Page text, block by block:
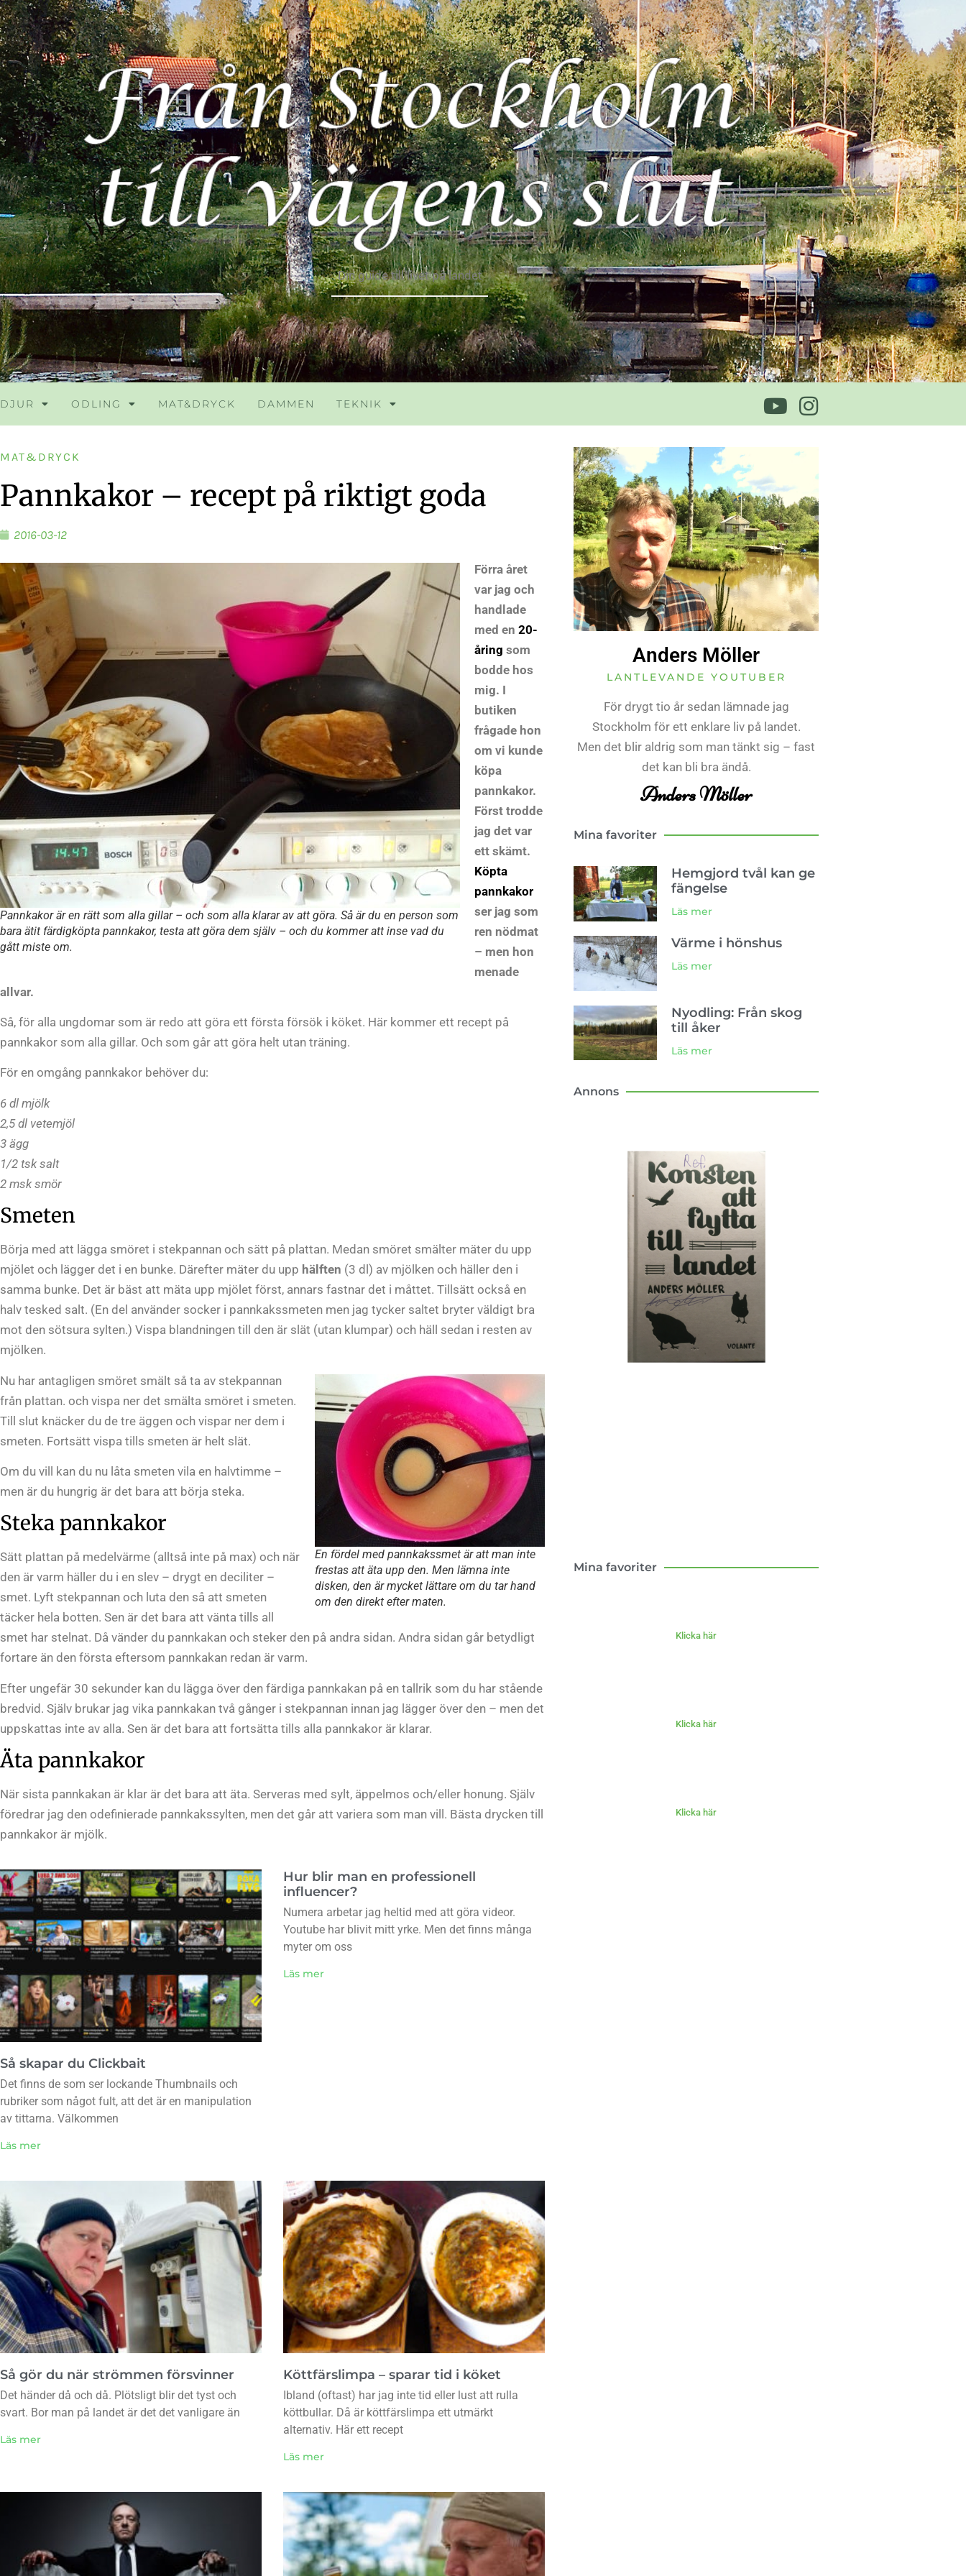
Din guide till livet på landet
DJUR ODLING MAT&DRYCK DAMMEN TEKNIK
MAT&DRYCK
Pannkakor – recept på riktigt goda
2016-03-12
Pannkakor är en rätt som alla gillar – och som alla klarar av att göra. Så är du en person som
bara ätit färdigköpta pannkakor, testa att göra dem själv – och du kommer att inse vad du
gått miste om.
Förra året
var jag och
handlade
med en 20-
åring som
bodde hos
mig. I
butiken
frågade hon
om vi kunde
köpa
pannkakor.
Först trodde
jag det var
ett skämt.
Köpta
pannkakor
ser jag som
ren nödmat
– men hon
menade
allvar.
Så, för alla ungdomar som är redo att göra ett första försök i köket. Här kommer ett recept på
pannkakor som alla gillar. Och som går att göra helt utan träning.
För en omgång pannkakor behöver du:
6 dl mjölk
2,5 dl vetemjöl
3 ägg
1/2 tsk salt
2 msk smör
Smeten
Börja med att lägga smöret i stekpannan och sätt på plattan. Medan smöret smälter mäter du upp
mjölet och lägger det i en bunke. Därefter mäter du upp hälften (3 dl) av mjölken och häller den i
samma bunke. Det är bäst att mäta upp mjölet först, annars fastnar det i måttet. Tillsätt också en
halv tesked salt. (En del använder socker i pannkakssmeten men jag tycker saltet bryter väldigt bra
mot den sötsura sylten.) Vispa blandningen till den är slät (utan klumpar) och häll sedan i resten av
mjölken.
En fördel med pannkakssmet är att man inte
frestas att äta upp den. Men lämna inte
disken, den är mycket lättare om du tar hand
om den direkt efter maten.
Nu har antagligen smöret smält så ta av stekpannan
från plattan. och vispa ner det smälta smöret i smeten.
Till slut knäcker du de tre äggen och vispar ner dem i
smeten. Fortsätt vispa tills smeten är helt slät.
Om du vill kan du nu låta smeten vila en halvtimme –
men är du hungrig är det bara att börja steka.
Steka pannkakor
Sätt plattan på medelvärme (alltså inte på max) och när
den är varm häller du i en slev – drygt en deciliter –
smet. Lyft stekpannan och luta den så att smeten
täcker hela botten. Sen är det bara att vänta tills all
smet har stelnat. Då vänder du pannkakan och steker den på andra sidan. Andra sidan går betydligt
fortare än den första eftersom pannkakan redan är varm.
Efter ungefär 30 sekunder kan du lägga över den färdiga pannkakan på en tallrik som du har stående
bredvid. Själv brukar jag vika pannkakan två gånger i stekpannan innan jag lägger över den – men det
uppskattas inte av alla. Sen är det bara att fortsätta tills alla pannkakor är klarar.
Äta pannkakor
När sista pannkakan är klar är det bara att äta. Serveras med sylt, äppelmos och/eller honung. Själv
föredrar jag den odefinierade pannkakssylten, men det går att variera som man vill. Bästa drycken till
pannkakor är mjölk.
Så skapar du Clickbait
Det finns de som ser lockande Thumbnails och
rubriker som något fult, att det är en manipulation
av tittarna. Välkommen
Läs mer
Hur blir man en professionell
influencer?
Numera arbetar jag heltid med att göra videor.
Youtube har blivit mitt yrke. Men det finns många
myter om oss
Läs mer
Så gör du när strömmen försvinner
Det händer då och då. Plötsligt blir det tyst och
svart. Bor man på landet är det det vanligare än
Läs mer
Köttfärslimpa – sparar tid i köket
Ibland (oftast) har jag inte tid eller lust att rulla
köttbullar. Då är köttfärslimpa ett utmärkt
alternativ. Här ett recept
Läs mer
Anders Möller
LANTLEVANDE YOUTUBER
För drygt tio år sedan lämnade jag
Stockholm för ett enklare liv på landet.
Men det blir aldrig som man tänkt sig – fast
det kan bli bra ändå.
Anders Möller
Mina favoriter
Hemgjord tvål kan ge
fängelse
Läs mer
Värme i hönshus
Läs mer
Nyodling: Från skog
till åker
Läs mer
Annons
Mina favoriter
Klicka här
Klicka här
Klicka här